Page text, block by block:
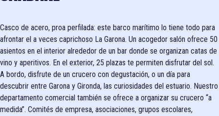
Casco de acero, proa perfilada: este barco marítimo lo tiene todo para
afrontar el a veces caprichoso La Garona. Un acogedor salón ofrece 50
asientos en el interior alrededor de un bar donde se organizan catas de
vino y aperitivos. En el exterior, 25 plazas te permiten disfrutar del sol.
A bordo, disfrute de un crucero con degustación, o un día para
descubrir entre Garona y Gironda, las curiosidades del estuario. Nuestro
departamento comercial también se ofrece a organizar su crucero “a
medida”. Comités de empresa, asociaciones, grupos escolares,